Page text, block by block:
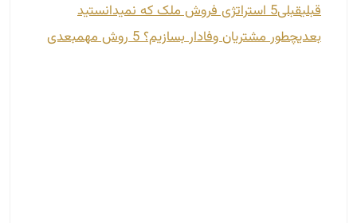
قبلیقبلی5 استراتژی فروش ملک که نمی­دانستید
بعدیچطور مشتریان وفادار بسازیم؟ 5 روش مهم بعدی